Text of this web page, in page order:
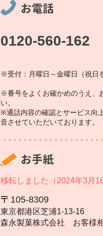
お電話
0120-560-162
※受付：月曜日～金曜日（祝日
※番号をよくお確かめのうえ、
い。
※通話内容の確認とサービス向
音させていただいております。
お手紙
移転しました（2024年3月18
105‐8309
東京都港区芝浦1‐13‐16
森永製菓株式会社 お客様